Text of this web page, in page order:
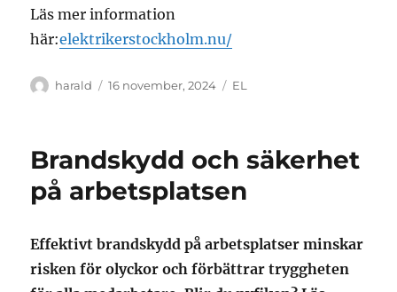
Läs mer information
här:elektrikerstockholm.nu/
Författare
harald
Publicerat
16 november, 2024 Kategorier
EL
Brandskydd och säkerhet
på arbetsplatsen
Effektivt brandskydd på arbetsplatser minskar
risken för olyckor och förbättrar tryggheten